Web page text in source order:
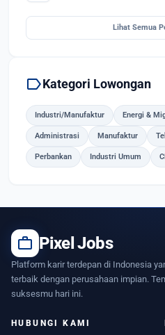
Lihat Semua
labelKategori Lowongan
Industri/Manufaktur Energi &
Administrasi Manufaktur
Perbankan Industri Umum
work Pixel Jobs
Platform karir terdepan di Indonesia
terbaik dengan perusahaan impian.
suksesmu hari ini.
HUBUNGI KAMI